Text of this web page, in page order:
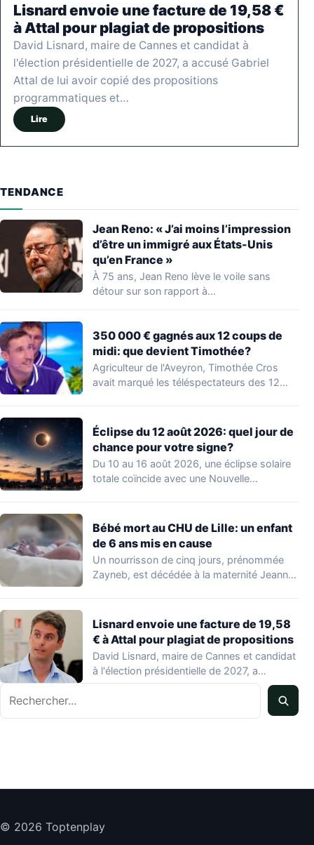
Lisnard envoie une facture de 19,58 €
à Attal pour plagiat de propositions
David Lisnard, maire de Cannes et candidat à
l'élection présidentielle de 2027, a accusé Gabriel
Attal de lui avoir copié des propositions
programmatiques et…
Lire
TENDANCE
Jean Reno: « J’ai moins l’impression
d’être un immigré aux États-Unis
qu’en France »
À 75 ans, Jean Reno lève le voile sans
détour sur son rapport à…
350 000 € gagnés aux 12 coups de
midi: que devient Timothée?
Agriculteur de l'Aveyron, Timothée Cros
avait marqué les téléspectateurs des 12
Éclipse du 12 août 2026: quel jour de
chance pour votre signe?
Du 10 au 16 août 2026, une éclipse solaire
totale coïncide avec une Nouvelle…
Bébé mort au CHU de Lille: un enfant
de 6 ans mis en cause
Un nourrisson de cinq jours, prénommée
Zayneb, est décédée à la maternité Jeanne
Lisnard envoie une facture de 19,58
€ à Attal pour plagiat de propositions
David Lisnard, maire de Cannes et candidat
à l'élection présidentielle de 2027, a
accusé…
Rechercher
© 2026 Toptenplay